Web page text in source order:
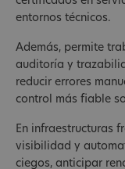
entornos técnicos.
Además, permite
auditoría y
reducir errores
control más fiable
En infraestructuras
visibilidad y
ciegos, anticipar